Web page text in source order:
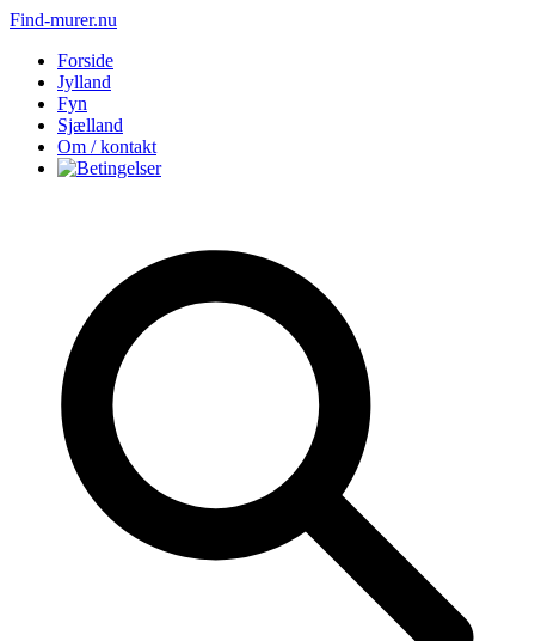
Find-murer.nu
Forside
Jylland
Fyn
Sjælland
Om / kontakt